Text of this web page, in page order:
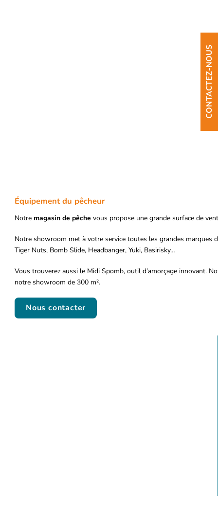
Équipement du pêcheur
Notre magasin de pêche vous propose une grande surface de
Notre showroom met à votre service toutes les grandes marques
Tiger Nuts, Bomb Slide, Headbanger, Yuki, Basirisky…
Vous trouverez aussi le Midi Spomb, outil d’amorçage innovant.
notre showroom de 300 m².
Nous contacter
CONTACTEZ-NOUS